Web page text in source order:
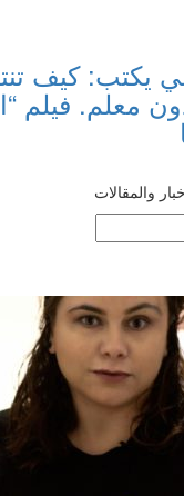
يكتب: كيف
معلم. فيلم
والمقالات